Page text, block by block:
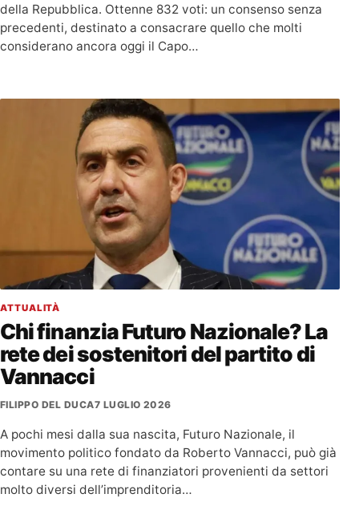
della Repubblica. Ottenne 832 voti: un consenso senza
precedenti, destinato a consacrare quello che molti
considerano ancora oggi il Capo…
ATTUALITÀ
Chi finanzia Futuro Nazionale? La
rete dei sostenitori del partito di
Vannacci
FILIPPO DEL DUCA7 LUGLIO 2026
A pochi mesi dalla sua nascita, Futuro Nazionale, il
movimento politico fondato da Roberto Vannacci, può già
contare su una rete di finanziatori provenienti da settori
molto diversi dell’imprenditoria…